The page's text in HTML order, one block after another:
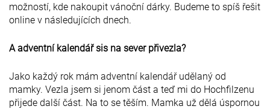
možností, kde nakoupit vánoční dárky. Budeme to spíš řešit
online v následujících dnech.
A adventní kalendář sis na sever přivezla?
Jako každý rok mám adventní kalendář udělaný od
mamky. Vezla jsem si jenom část a teď mi do Hochfilzenu
přijede další část. Na to se těším. Mamka už dělá úspornou